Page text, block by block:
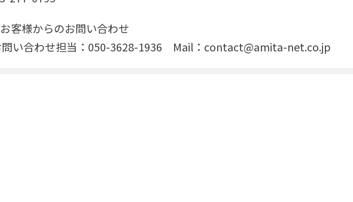
客様からのお問い合わせ
問い合わせ担当：050-3628-1936 Mail：contact@amita-net.co.jp